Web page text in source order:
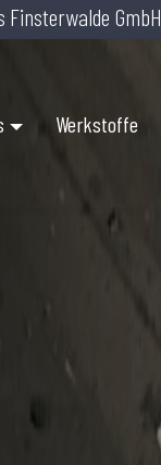
Finsterwalde GmbH
Werkstoffe